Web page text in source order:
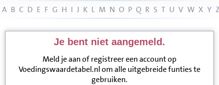
A B C D E F G H I J K L M N O P Q R S T U V W X Y
Je bent niet aangemeld.
Meld je aan of registreer een account op
Voedingswaardetabel.nl om alle uitgebreide funties te
gebruiken.